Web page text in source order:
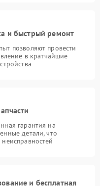
и быстрый ремонт
позволяют провести
в кратчайшие
гарантия на
детали, что
и бесплатная